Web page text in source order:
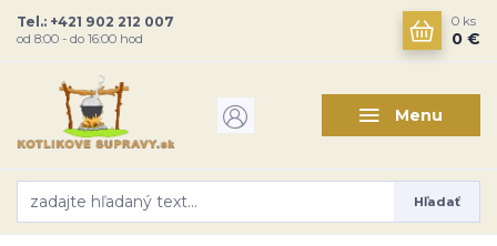
Menu
Hľadať
Tel.: +421 902 212 007
od 8:00 - do 16:00 hod
0 ks
0 €